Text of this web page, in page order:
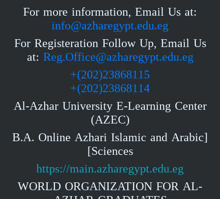
For more information, Email Us at:
info@azharegypt.edu.eg
For Registeration Follow Up, Email Us
at: Reg.Office@azharegypt.edu.eg
23868115(202)+
23868114(202)+
Al-Azhar University E-Learning Center
(AZEC)
[B.A. Online Azhari Islamic and Arabic
Sciences]
https://main.azharegypt.edu.eg
WORLD ORGANIZATION FOR AL-